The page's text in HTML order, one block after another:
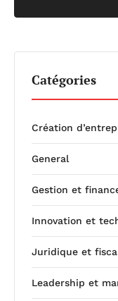
Catégories
Création
General
Gestion et
Innovation et
Juridique et
Leadership et